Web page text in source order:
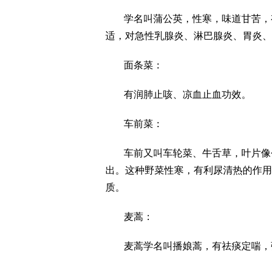
学名叫蒲公英，性寒，味道甘苦
适，对急性乳腺炎、淋巴腺炎、胃炎、
面条菜：
有润肺止咳、凉血止血功效。
车前菜：
车前又叫车轮菜、牛舌草，叶片
出。这种野菜性寒，有利尿清热的作
质。
麦蒿：
麦蒿学名叫播娘蒿，有祛痰定喘